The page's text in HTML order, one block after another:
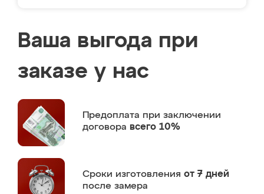
Ваша выгода при
заказе у нас
Предоплата при заключении
договора всего 10%
Сроки изготовления от 7 дней
после замера